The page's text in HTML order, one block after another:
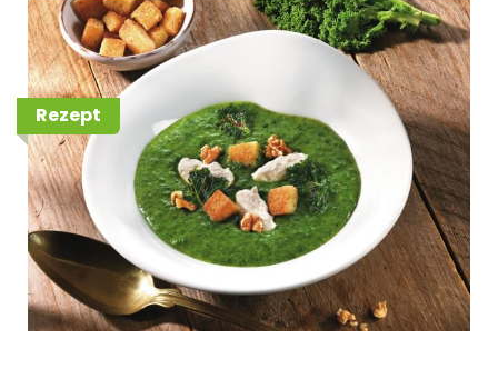
Grünkohl-Kartoffel-Suppe
Rezept